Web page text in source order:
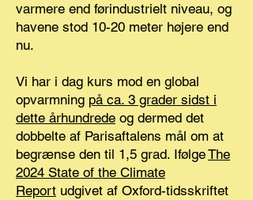
varmere end førindustrielt niveau, og
havene stod 10-20 meter højere end
nu.
Vi har i dag kurs mod en global
opvarmning på ca. 3 grader sidst i
dette århundrede og dermed det
dobbelte af Parisaftalens mål om at
begrænse den til 1,5 grad. IfølgeThe
2024 State of the Climate
Report udgivet af Oxford-tidsskriftet